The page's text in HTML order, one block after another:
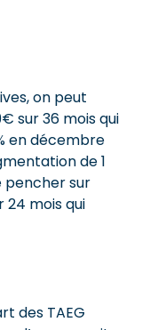
on peut
sur 36 mois qui
en décembre
de 1
pencher sur
24 mois qui
des TAEG